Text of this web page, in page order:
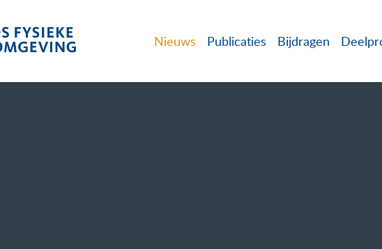
Nieuws Publicaties Bijdragen